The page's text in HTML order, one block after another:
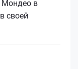
Мондео в
своей